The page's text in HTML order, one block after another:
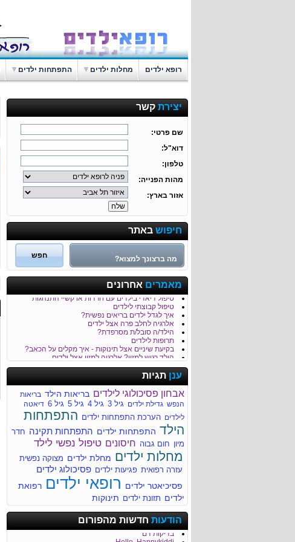
רופא ילדים מחלות ילדים התפתחות ילדים
יצירת קשר
שם פרטי:
דוא"ל:
טלפון:
מהות הפנייה:
אזור בארץ:
חיפוש באתר
מאמרים אחרונים
כמה נקי הגן של הילד/ה שלך?
טיפול בבעיות התנהגות וכעסים של ילדים
טיפול דיאדי בילדים עם חרדות או קשיי התנהגות
טיפול קבוצתי לילדים
איך לגדל ילדים בריאים נפשית?
אלרגיה לחלב פרה אצל ילדים
הילד/ה סובל/ת מסרפדת?
תרופות לילדים
בקיעת שיניים אצל תינוקות - איך מקלים על הכאב?
הילד רגיש למזון? אלרגיה למזון אצל ילדים
לילד/ה יש קלקול קיבה?
חבלת ראש והגשת עזרה ראשונה לילד
דלקת קרום המוח Meningitis
חשוב לדעת על מיגרנות בילדים
עקיצות של חרקים - טיפול בילד לאחר עקיצה
סימפטומים נפוצים של מחלות ילדים
איך מזהים שהילד סובל מהתייבשות?
למה הילד/ה סובל/ת מהקאות?
רפואת ילדים
מחלות ילדים
מתי הילד שלך זקוק לעזרה מקצועית?
לדעת יותר על צהבת ילודים
מחלת הנשיקה (Infectious mononucleosis)
מומים מולדים - התפתחותיים ומבניים
ענן תגיות
אבחון פסיכולוגי לילדים בריאות הילד בריאות
הנפש גדילת ילדים גיל 3 גיל 4 גיל 5 גיל 6
דיאטה
לילדים הערכת התפתחות ילדים התפתחות
הילד התפתחות ילדים התפתחות תקינה חדר
מיון חום גבוה חיסונים טיפול נפשי לילד
מחלות ילדים מחלת ילדים מצוקה נפשית
עזרה רפואית פגיעות ילדים פסיכולוג ילדים
פסיכיאטר ילדים רופאי ילדים רפואת
ילדים תזונת ילדים תינוקות
הודעות חדשות מהפורום
ריור בעקבות דלקת גרון
ריור בעקבות דלקת גרון
בדיקות דם
Hello, Happykiddi